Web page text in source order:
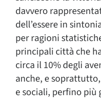
davvero
dell’essere in
per ragioni
principali città che
circa il 10% degli
anche, e
e sociali, perfino più